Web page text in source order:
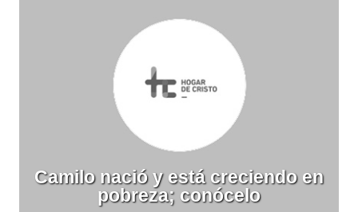
Camilo nació y está creciendo en
pobreza; conócelo